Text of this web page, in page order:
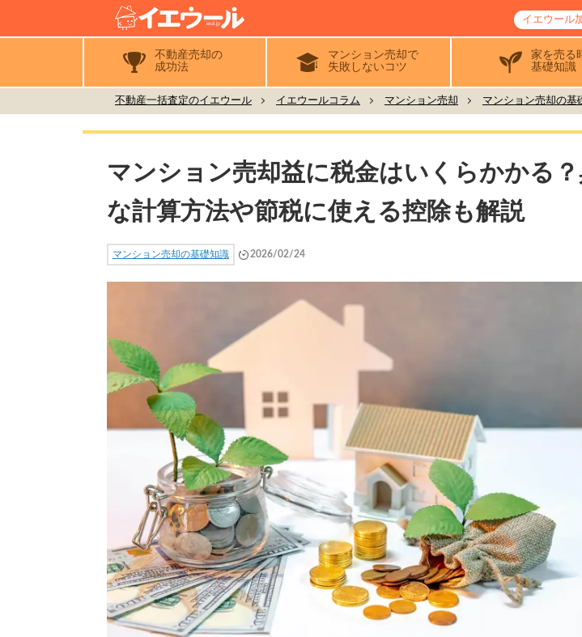
イエウール
不動産売却の
成功法
マンション売却で
失敗しないコツ
家を売る
基礎知識
不動産一括査定のイエウール イエウールコラム マンション売却 マンション売却の基
マンション売却益に税金はいくらかかる
な計算方法や節税に使える控除も解説
マンション売却の基礎知識 2026/02/24